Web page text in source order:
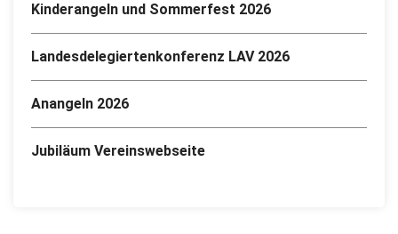
Kinderangeln und Sommerfest 2026
Landesdelegiertenkonferenz LAV 2026
Anangeln 2026
Jubiläum Vereinswebseite